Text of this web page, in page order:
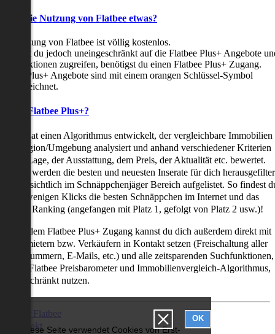
Diese Seite verwendet Cookies von Erst-
OK
die Nutzung von Flatbee etwas?
Nutzung von Flatbee ist völlig kostenlos.
du jedoch uneingeschränkt auf die Flatbee Plus+ Angebote
zugreifen, benötigst du einen Flatbee Plus+ Zugang.
Plus+ Angebote sind mit einem orangen Schlüssel-Symbol
ist Flatbee Plus+?
hat einen Algorithmus entwickelt, der vergleichbare Immobilien
Region/Umgebung analysiert und anhand verschiedener Kriterien
der Lage, der Ausstattung, dem Preis, der Aktualität etc. bewertet.
werden die besten und neuesten Inserate für dich
übersichtlich im Schnäppchenjäger Bereich aufgelistet. So findest
nur wenigen Klicks die besten Schnäppchen im Internet und das
als Ranking (angefangen mit Platz 1, gefolgt von Platz 2 usw.)!
mit dem Flatbee Plus+ Zugang kannst du dich außerdem direkt mit
Vermietern bzw. Verkäufern in Kontakt setzen (Freischaltung aller
E-Mails, etc.) und alle zeitsparenden Suchfunktionen,
den Flatbee Preisbarometer und Immobilienvergleich-Algorithmus,
nutzen.
Über Flatbee
Kontakt